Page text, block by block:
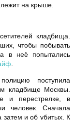
на крыше.
кладбища.
чтобы побывать
в неё попытались
поступила
кладбище Москвы.
и перестрелке, в
человек. Сначала
и об убитых. К